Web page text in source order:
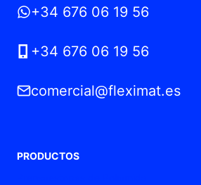
+34 676 06 19 56
+34 676 06 19 56
comercial@fleximat.es
PRODUCTOS